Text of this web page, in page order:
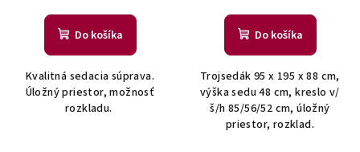
Do košíka
Kvalitná sedacia súprava.
Úložný priestor, možnosť
rozkladu.
Do košíka
Trojsedák 95 x 195 x 88 cm,
výška sedu 48 cm, kreslo v/
š/h 85/56/52 cm, úložný
priestor, rozklad.